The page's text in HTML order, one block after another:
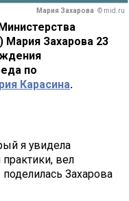
Мария Захарова © mid.ru
Захарова 23
по
Карасина.
я увидела
вел
Захарова